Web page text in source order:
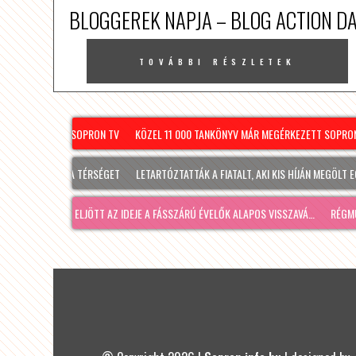
BLOGGEREK NAPJA – BLOG ACTION
TOVÁBBI RÉSZLETEK
PÉNTEK – SOPRON TV KÖZEL 11 000 TANKÖNYV MÁR MEGÉRKEZETT SOPRONBA
ÉS A TÉRSÉGET LETARTÓZTATTÁK A FIATALT, AKI KIS HÍJÁN MEGÖLT EGY 28
ÍGY ELJÖTT AZ IDEJE A FÁSSZÁRÚ ÉVELŐK ALAPOS VISSZAVÁ… RÉGMÚLT